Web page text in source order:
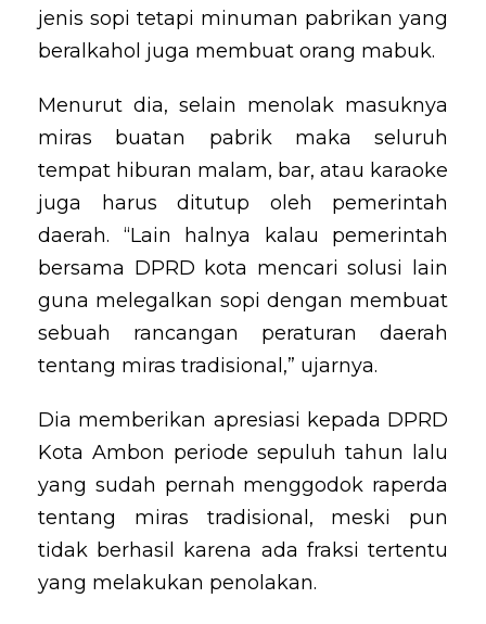
jenis sopi tetapi minuman pabrikan yang
beralkahol juga membuat orang mabuk.
Menurut dia, selain menolak masuknya
miras buatan pabrik maka seluruh
tempat hiburan malam, bar, atau karaoke
juga harus ditutup oleh pemerintah
daerah. “Lain halnya kalau pemerintah
bersama DPRD kota mencari solusi lain
guna melegalkan sopi dengan membuat
sebuah rancangan peraturan daerah
tentang miras tradisional,” ujarnya.
Dia memberikan apresiasi kepada DPRD
Kota Ambon periode sepuluh tahun lalu
yang sudah pernah menggodok raperda
tentang miras tradisional, meski pun
tidak berhasil karena ada fraksi tertentu
yang melakukan penolakan.